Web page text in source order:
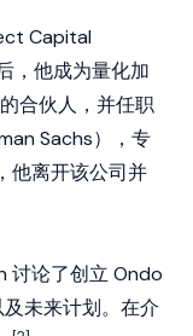
Capital
，他成为量化加
合伙人，并任职
Sachs），专
他离开该公司并
讨论了创立 Ondo
未来计划。在介